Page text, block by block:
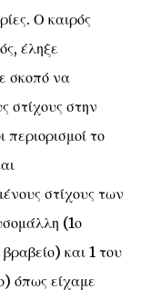
Ο καιρός
έληξε
σκοπό να
στίχους στην
το
στίχους των
(1ο
και 1 του
όπως είχαμε